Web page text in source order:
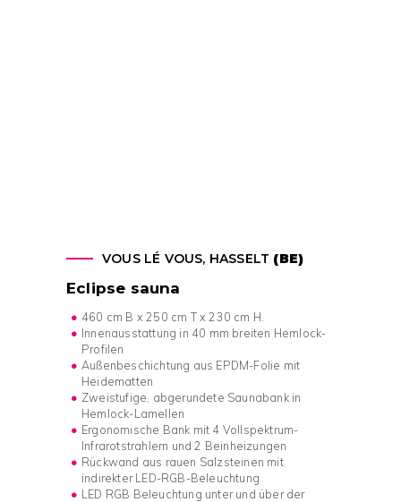
VOUS LÉ VOUS, HASSELT (BE)
Eclipse sauna
460 cm B x 250 cm T x 230 cm H.
Innenausstattung in 40 mm breiten Hemlock-
Profilen
Außenbeschichtung aus EPDM-Folie mit
Heidematten
Zweistufige, abgerundete Saunabank in
Hemlock-Lamellen
Ergonomische Bank mit 4 Vollspektrum-
Infrarotstrahlern und 2 Beinheizungen
Rückwand aus rauen Salzsteinen mit
indirekter LED-RGB-Beleuchtung
LED RGB Beleuchtung unter und über der